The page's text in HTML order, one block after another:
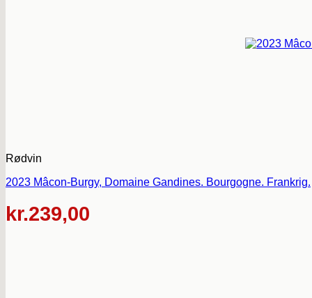
Rødvin
2023 Mâcon-Burgy, Domaine Gandines. Bourgogne. Frankrig.
kr.239,00